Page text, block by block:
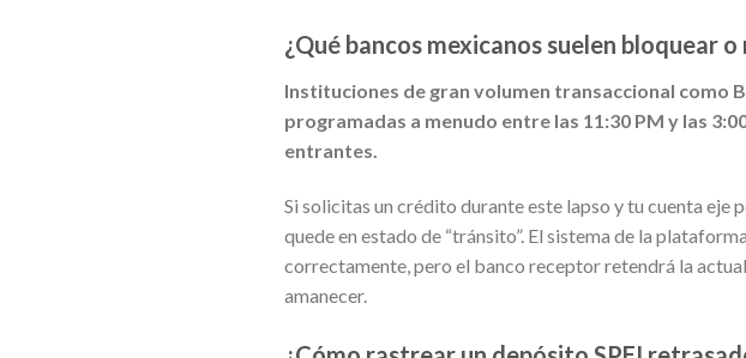
¿Qué bancos mexicanos suelen bloquear
Instituciones de gran volumen transaccional como
programadas a menudo entre las 11:30 PM y las
entrantes.
Si solicitas un crédito durante este lapso y tu cuenta eje
quede en estado de “tránsito”. El sistema de la
correctamente, pero el banco receptor retendrá la
amanecer.